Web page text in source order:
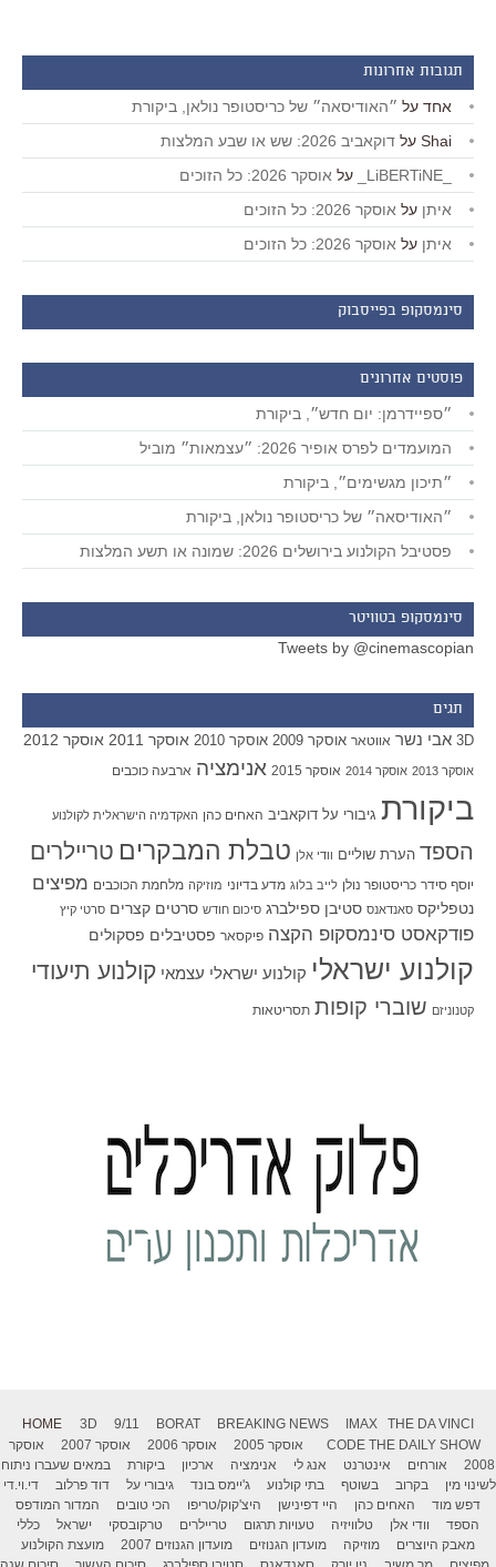
תגובות אחרונות
אחד על ״האודיסאה״ של כריסטופר נולאן, ביקורת
Shai על דוקאביב 2026: שש או שבע המלצות
על אוסקר 2026: כל הזוכים
איתן על אוסקר 2026: כל הזוכים
איתן על אוסקר 2026: כל הזוכים
סינמסקופ בפייסבוק
פוסטים אחרונים
״ספיידרמן: יום חדש״, ביקורת
המועמדים לפרס אופיר 2026: ״עצמאות״ מוביל
״תיכון מגשימים״, ביקורת
״האודיסאה״ של כריסטופר נולאן, ביקורת
פסטיבל הקולנוע בירושלים 2026: שמונה או תשע המלצות
סינמסקופ בטוויטר
Tweets by @cinemascopian
תגים
3D אבי נשר אווטאר אוסקר 2009 אוסקר 2010 אוסקר 2011 אוסקר 2012
אוסקר 2013 אוסקר 2014 אוסקר 2015 אנימציה ארבעה כוכבים
ביקורת גיבורי על דוקאביב האחים כהן האקדמיה הישראלית לקולנוע
הספד הערת שוליים וודי אלן טבלת המבקרים טריילרים
יוסף סידר כריסטופר נולן לייב בלוג מדע בדיוני מוזיקה מלחמת הכוכבים מפיצים
נטפליקס סאנדאנס סטיבן ספילברג סיכום חודש סרטים קצרים סרטי קיץ
פודקאסט סינמסקופ הקצה פיקסאר פסטיבלים פסקולים
קולנוע ישראלי קולנוע ישראלי עצמאי קולנוע תיעודי
קטנוניזם שוברי קופות תסריטאות
HOME 3D 9/11 BORAT BREAKING NEWS IMAX
THE DA VINCI
CODE THE DAILY SHOW אוסקר 2005 אוסקר 2006 אוסקר 2007
אוסקר
2008
אורחים אינטרנט אנג לי אנימציה ארכיון ביקורת
במאים שעברו ניתוח
לשינוי מין
בקרוב בשוטף בתי קולנוע ג'יימס בונד גיבורי על דוד פרלוב
די.וי.די
דפש מוד
האחים כהן היי דפינישן היצ'קוק/טריפו הכי טובים
המדור המודפס
הספד
וודי אלן טלוויזיה טעויות תרגום טריילרים טרקובסקי ישראל
כללי
מאבק היוצרים
מוזיקה מועדון הגנוזים מועדון הגנוזים 2007
מועצת הקולנוע